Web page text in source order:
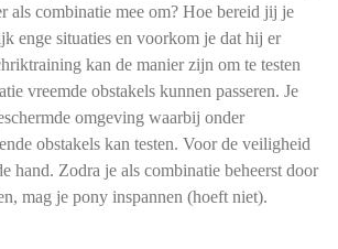
als combinatie mee om? Hoe bereid jij je
enge situaties en voorkom je dat hij er
kan de manier zijn om te testen
vreemde obstakels kunnen passeren. Je
omgeving waarbij onder
obstakels kan testen. Voor de veiligheid
hand. Zodra je als combinatie beheerst door
mag je pony inspannen (hoeft niet).